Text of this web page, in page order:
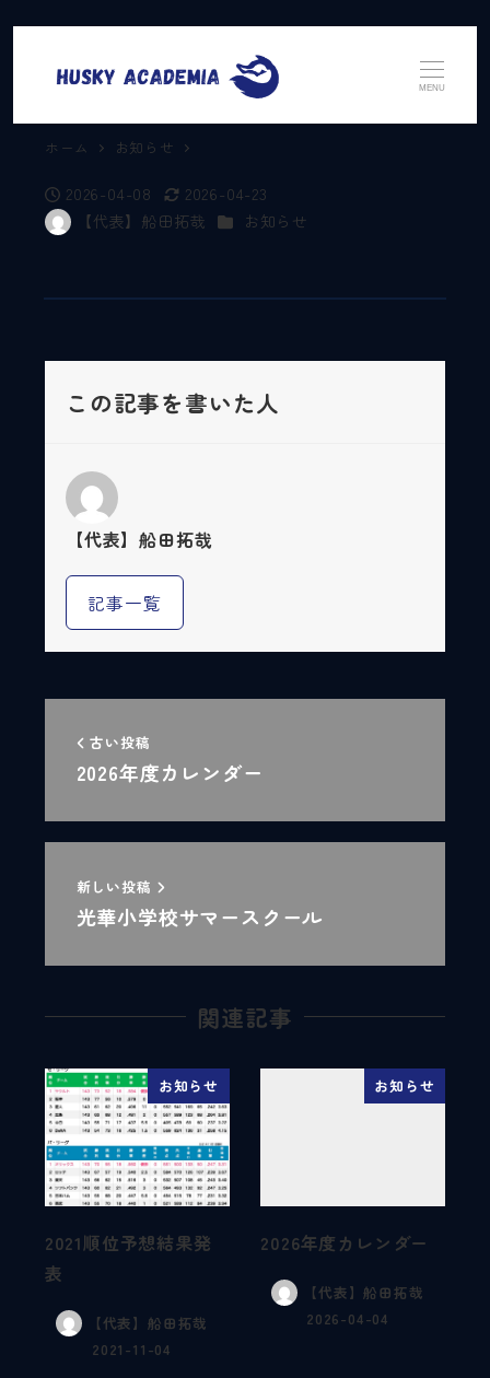
MENU
ホーム お知らせ
投稿日
2026-04-08
更新日
2026-04-23
著
【代表】船田拓哉 カテゴリー
お知らせ
この記事を書いた人
【代表】船田拓哉
記事一覧
古い投稿
2026年度カレンダー
新しい投稿
光華小学校サマースクール
関連記事
お知らせ
2021順位予想結果発
表
【代表】船田拓哉
2021-11-04
お知らせ
2026年度カレンダー
【代表】船田拓哉
2026-04-04